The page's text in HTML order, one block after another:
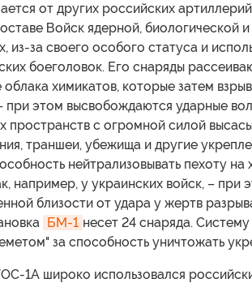
от других российских
Войск ядерной, биологической
из-за своего особого статуса и
боеголовок. Его снаряды
облака химикатов, которые затем
при этом высвобождаются ударные
пространств с огромной силой
траншеи, убежища и другие
нейтрализовывать пехоту
например, у украинских войск, – при
близости от удара у жертв
БМ-1 несет 24 снаряда.
за способность уничтожать
1А широко использовался